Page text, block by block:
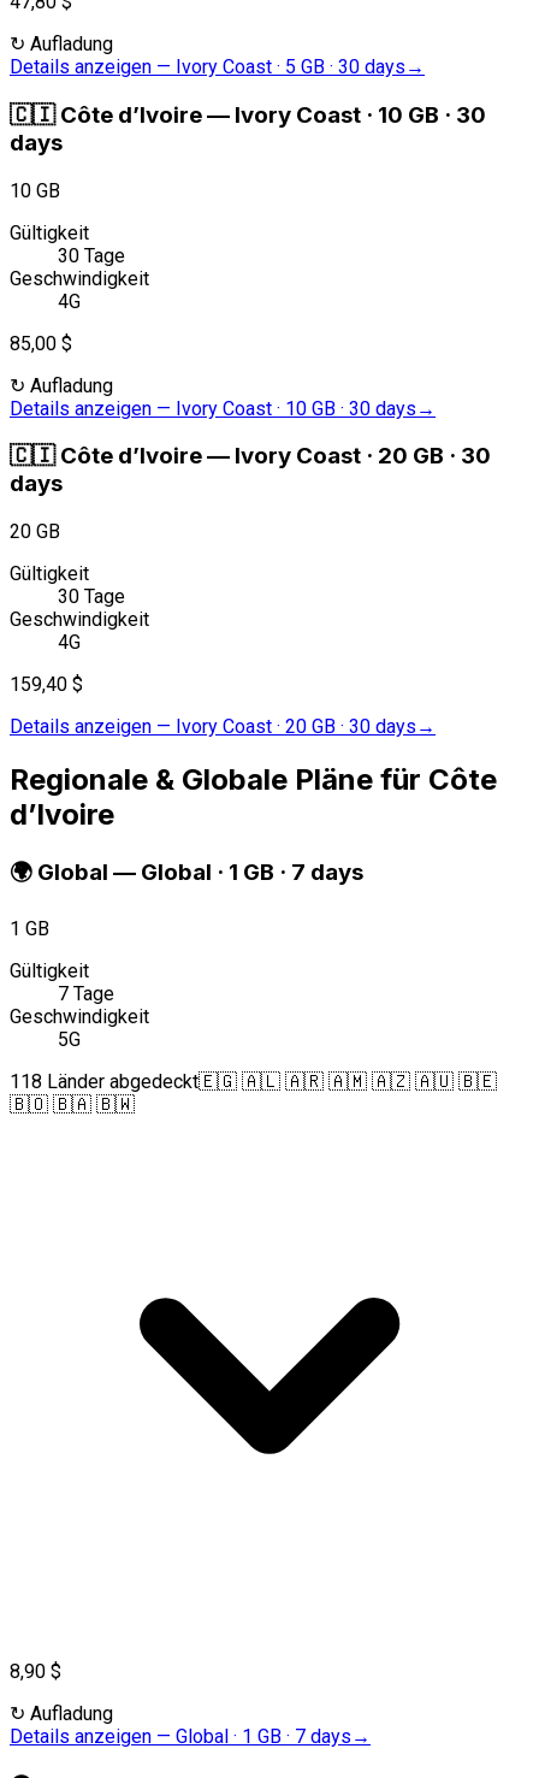
↻ Aufladung
Details anzeigen — Ivory Coast · 5 GB · 30 days →
🇨🇮 Côte d’Ivoire— Ivory Coast · 10 GB · 30
days
10 GB
Gültigkeit
30 Tage
Geschwindigkeit
4G
85,00 $
↻ Aufladung
Details anzeigen — Ivory Coast · 10 GB · 30 days →
🇨🇮 Côte d’Ivoire— Ivory Coast · 20 GB · 30
days
20 GB
Gültigkeit
30 Tage
Geschwindigkeit
4G
159,40 $
Details anzeigen — Ivory Coast · 20 GB · 30 days →
Regionale & Globale Pläne für Côte
d’Ivoire
🌍 Global — Global · 1 GB · 7 days
1 GB
Gültigkeit
7 Tage
Geschwindigkeit
5G
118 Länder abgedeckt🇪🇬 🇦🇱 🇦🇷 🇦🇲 🇦🇿 🇦🇺 🇧🇪
🇧🇴 🇧🇦 🇧🇼
8,90 $
↻ Aufladung
Details anzeigen — Global · 1 GB · 7 days →